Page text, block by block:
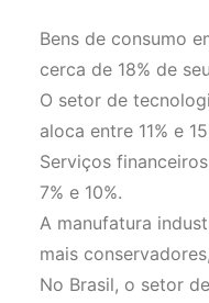
Bens de consumo
cerca de 18% de
O setor de
aloca entre 11% e
Serviços
7% e 10%.
A manufatura
mais
No Brasil, o setor